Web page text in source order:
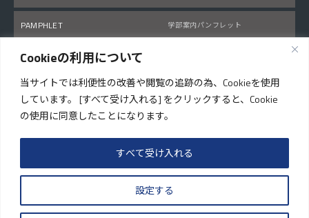
Cookieの利用について
当サイトでは利便性の改善や閲覧の追跡の為、Cookieを使用
しています。 [すべて受け入れる] をクリックすると、Cookie
の使用に同意したことになります。
設定する
すべて受け入れる
PAMPHLET 学部案内パンフレット
matsuyama-kurashi.com